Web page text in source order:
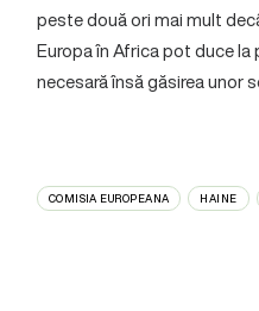
peste două ori mai mult
Europa în Africa pot duce la
necesară însă găsirea unor
COMISIA EUROPEANA HAINE